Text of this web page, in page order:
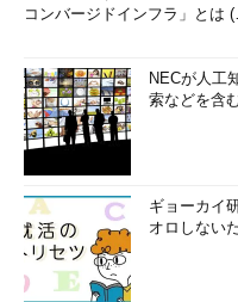
コンバージドインフラ」とは
NECが人工
索などを含
ギョーカイ
オロしない